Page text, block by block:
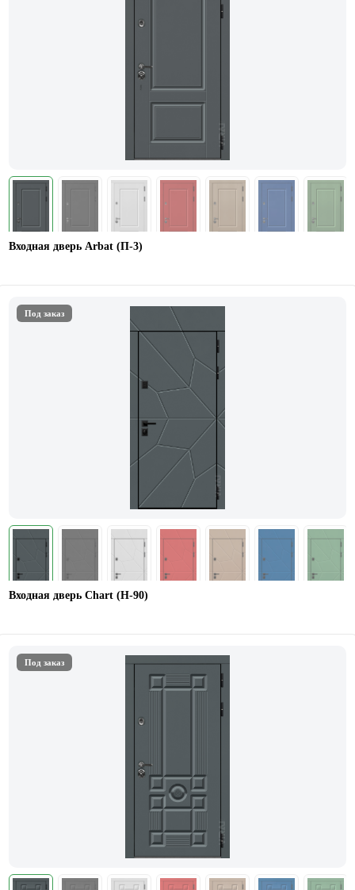
Входная дверь Arbat (П-3)
Под заказ
Входная дверь Chart (Н-90)
Под заказ